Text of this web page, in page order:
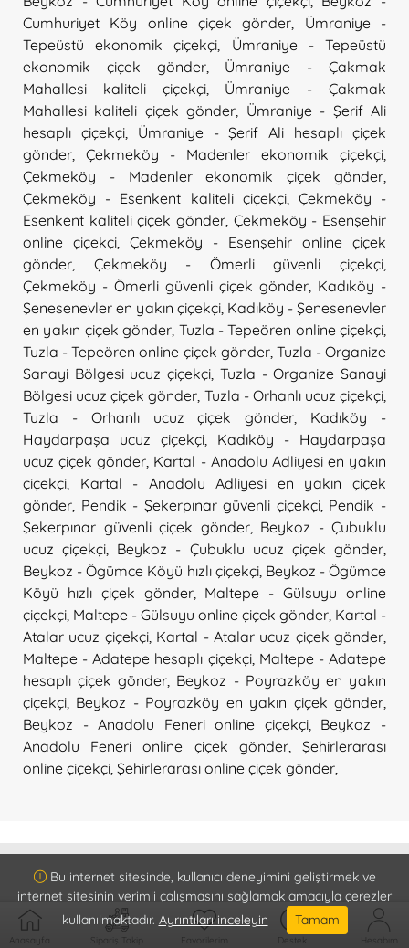
Cumhuriyet Köy online çiçek gönder
Ümraniye -
Tepeüstü ekonomik çiçekçi
Ümraniye - Tepeüstü
ekonomik çiçek gönder, Ümraniye - Çakmak
Mahallesi kaliteli çiçekçi, Ümraniye - Çakmak
Mahallesi kaliteli çiçek gönder
Ümraniye - Şerif Ali
hesaplı çiçekçi, Ümraniye - Şerif Ali hesaplı çiçek
gönder
Çekmeköy - Madenler ekonomik çiçekçi
Çekmeköy - Madenler ekonomik çiçek gönder
Çekmeköy - Esenkent kaliteli çiçekçi, Çekmeköy -
Esenkent kaliteli çiçek gönder Çekmeköy - Esenşehir
online çiçekçi
Çekmeköy - Esenşehir online çiçek
gönder
Çekmeköy - Ömerli güvenli çiçekçi
Çekmeköy - Ömerli güvenli çiçek gönder Kadıköy -
Şenesenevler en yakın çiçekçi Kadıköy - Şenesenevler
en yakın çiçek gönder Tuzla - Tepeören online çiçekçi
Tuzla - Tepeören online çiçek gönder, Tuzla - Organize
Sanayi Bölgesi ucuz çiçekçi Tuzla - Organize Sanayi
Bölgesi ucuz çiçek gönder Tuzla - Orhanlı ucuz çiçekçi
Tuzla - Orhanlı ucuz çiçek gönder
Kadıköy -
Haydarpaşa ucuz çiçekçi
Kadıköy - Haydarpaşa
ucuz çiçek gönder Kartal - Anadolu Adliyesi en yakın
çiçekçi
Kartal - Anadolu Adliyesi en yakın çiçek
gönder Pendik - Şekerpınar güvenli çiçekçi, Pendik -
Şekerpınar güvenli çiçek gönder, Beykoz - Çubuklu
ucuz çiçekçi
Beykoz - Çubuklu ucuz çiçek gönder
Beykoz - Ögümce Köyü hızlı çiçekçi, Beykoz - Ögümce
Köyü hızlı çiçek gönder, Maltepe - Gülsuyu online
çiçekçi Maltepe - Gülsuyu online çiçek gönder Kartal -
Atalar ucuz çiçekçi, Kartal - Atalar ucuz çiçek gönder
Maltepe - Adatepe hesaplı çiçekçi, Maltepe - Adatepe
hesaplı çiçek gönder Beykoz - Poyrazköy en yakın
çiçekçi Beykoz - Poyrazköy en yakın çiçek gönder
Beykoz - Anadolu Feneri online çiçekçi, Beykoz -
Anadolu Feneri online çiçek gönder,Şehirlerarası
online çiçekçi Şehirlerarası online çiçek gönder
Kurumsal
Hakkımızda
Anasayfa Sipariş Takip Favorilerim Destek Hesabım
Bu internet sitesinde, kullanıcı deneyimini geliştirmek ve
internet sitesinin verimli çalışmasını sağlamak amacıyla çerezler
kullanılmaktadır. Ayrıntıları inceleyin Tamam